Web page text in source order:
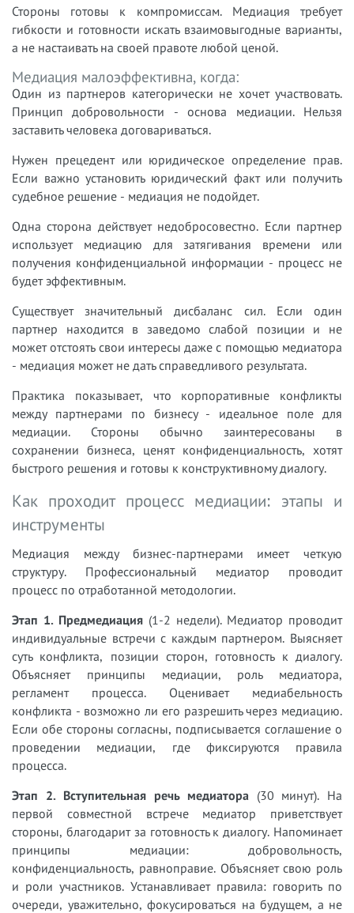
Стороны готовы к компромиссам. Медиация требует
гибкости и готовности искать взаимовыгодные варианты,
а не настаивать на своей правоте любой ценой.
Медиация малоэффективна, когда:
Один из партнеров категорически не хочет участвовать.
Принцип добровольности - основа медиации. Нельзя
заставить человека договариваться.
Нужен прецедент или юридическое определение прав.
Если важно установить юридический факт или получить
судебное решение - медиация не подойдет.
Одна сторона действует недобросовестно. Если партнер
использует медиацию для затягивания времени или
получения конфиденциальной информации - процесс не
будет эффективным.
Существует значительный дисбаланс сил. Если один
партнер находится в заведомо слабой позиции и не
может отстоять свои интересы даже с помощью медиатора
- медиация может не дать справедливого результата.
Практика показывает, что корпоративные конфликты
между партнерами по бизнесу - идеальное поле для
медиации. Стороны обычно заинтересованы в
сохранении бизнеса, ценят конфиденциальность, хотят
быстрого решения и готовы к конструктивному диалогу.
Как проходит процесс медиации: этапы и
инструменты
Медиация между бизнес-партнерами имеет четкую
структуру. Профессиональный медиатор проводит
процесс по отработанной методологии.
Этап 1. Предмедиация (1-2 недели). Медиатор проводит
индивидуальные встречи с каждым партнером. Выясняет
суть конфликта, позиции сторон, готовность к диалогу.
Объясняет принципы медиации, роль медиатора,
регламент процесса. Оценивает медиабельность
конфликта - возможно ли его разрешить через медиацию.
Если обе стороны согласны, подписывается соглашение о
проведении медиации, где фиксируются правила
процесса.
Этап 2. Вступительная речь медиатора (30 минут). На
первой совместной встрече медиатор приветствует
стороны, благодарит за готовность к диалогу. Напоминает
принципы медиации: добровольность,
конфиденциальность, равноправие. Объясняет свою роль
и роли участников. Устанавливает правила: говорить по
очереди, уважительно, фокусироваться на будущем, а не